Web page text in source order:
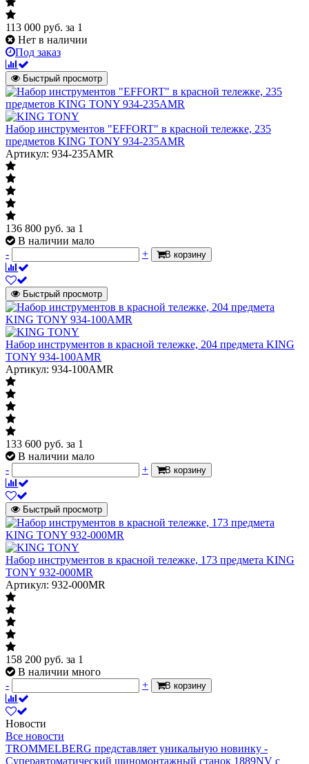
113 000 руб. за 1
Нет в наличии
Под заказ
Быстрый просмотр
Набор инструментов "EFFORT" в красной тележке, 235
предметов KING TONY 934-235AMR
Артикул: 934-235AMR
136 800 руб. за 1
В наличии мало
-
+ В корзину
Быстрый просмотр
Набор инструментов в красной тележке, 204 предмета KING
TONY 934-100AMR
Артикул: 934-100AMR
133 600 руб. за 1
В наличии мало
-
+ В корзину
Быстрый просмотр
Набор инструментов в красной тележке, 173 предмета KING
TONY 932-000MR
Артикул: 932-000MR
158 200 руб. за 1
В наличии много
-
+ В корзину
Новости
Все новости
TROMMELBERG представляет уникальную новинку -
Суперавтоматический шиномонтажный станок 1889NV с